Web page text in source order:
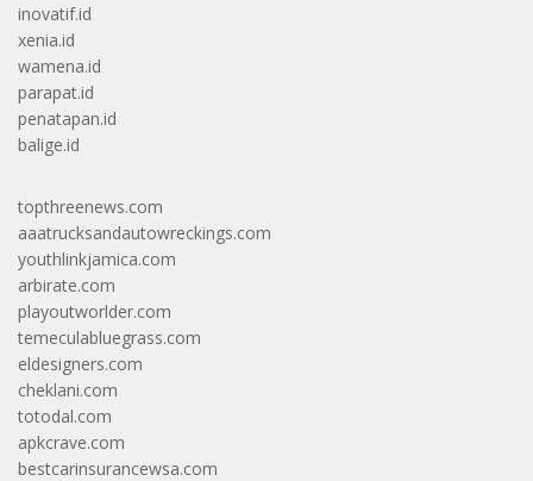
inovatif.id
xenia.id
wamena.id
parapat.id
penatapan.id
balige.id
topthreenews.com
aaatrucksandautowreckings.com
youthlinkjamica.com
arbirate.com
playoutworlder.com
temeculabluegrass.com
eldesigners.com
cheklani.com
totodal.com
apkcrave.com
bestcarinsurancewsa.com